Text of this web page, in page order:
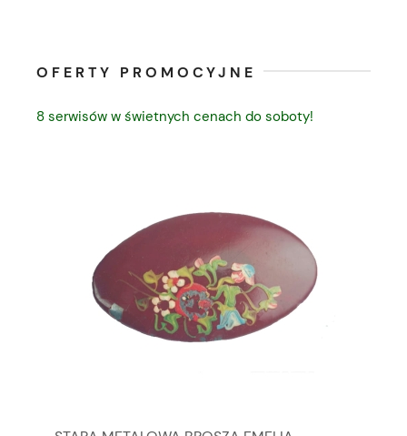
OFERTY PROMOCYJNE
8 serwisów w świetnych cenach do soboty!